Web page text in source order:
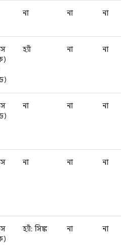
না না না
হ্যাঁ না না
না না না
না না না
হ্যাঁ: সিঙ্ক না না